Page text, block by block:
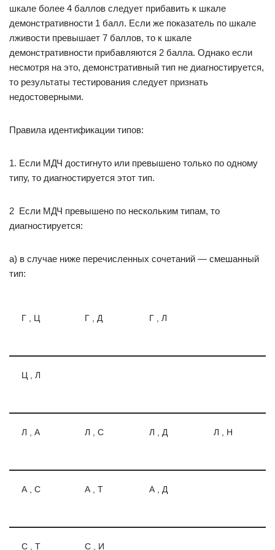
шкале более 4 баллов следует прибавить к шкале
демонстративности 1 балл. Если же показатель по шкале
лживости превышает 7 баллов, то к шкале
демонстративности прибавляются 2 балла. Однако если
несмотря на это, демонстративный тип не диагностируется,
то результаты тестирования следует признать
недостоверными.
Правила идентификации типов:
1. Если МДЧ достигнуто или превышено только по одному
типу, то диагностируется этот тип.
2 Если МДЧ превышено по нескольким типам, то
диагностируется:
а) в случае ниже перечисленных сочетаний — смешанный
тип:
Г , Ц Г , Д Г , Л
Ц , Л
Л , А Л , С Л , Д Л , Н
А , С А , Т А , Д
С , Т С , И